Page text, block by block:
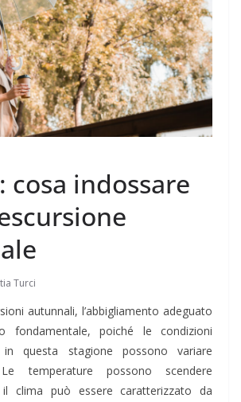
cosa indossare
Turci
autunnali, l’abbigliamento adeguato
fondamentale, poiché le condizioni
in questa stagione possono variare
temperature possono scendere
clima può essere caratterizzato da